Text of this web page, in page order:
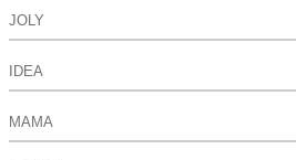
JOLY
IDEA
MAMA